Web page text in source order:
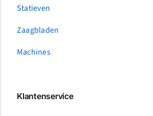
Statieven
Zaagbladen
Machines
Klantenservice